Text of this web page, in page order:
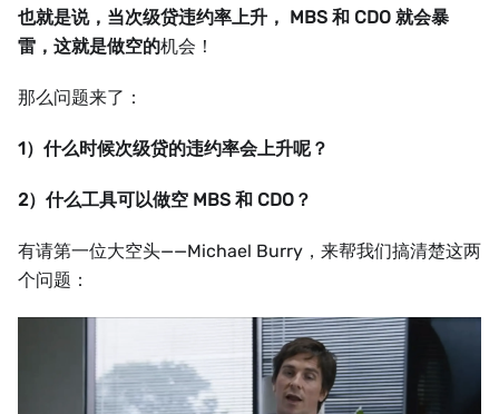
也就是说，当次级贷违约率上升， MBS 和 CDO 就会暴
雷，这就是做空的机会！
那么问题来了：
1）什么时候次级贷的违约率会上升呢？
2）什么工具可以做空 MBS 和 CDO？
有请第一位大空头——Michael Burry，来帮我们搞清楚这两
个问题：